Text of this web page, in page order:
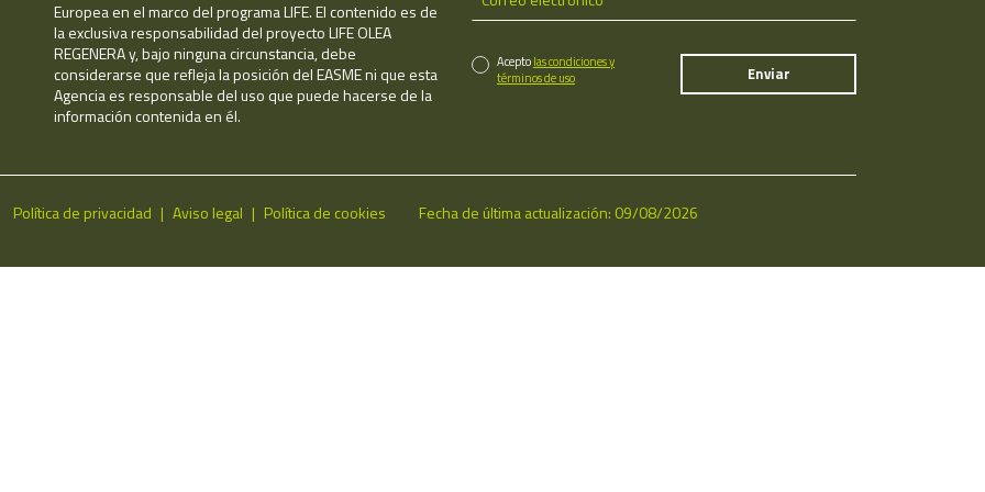
Europea en el marco del programa LIFE. El contenido es de
la exclusiva responsabilidad del proyecto LIFE OLEA
REGENERA y, bajo ninguna circunstancia, debe
considerarse que refleja la posición del EASME ni que esta
Agencia es responsable del uso que puede hacerse de la
información contenida en él.
Aceptolas condiciones y
términos de uso
Política de privacidad Aviso legal Política de cookies Fecha de última actualización: 09/08/2026